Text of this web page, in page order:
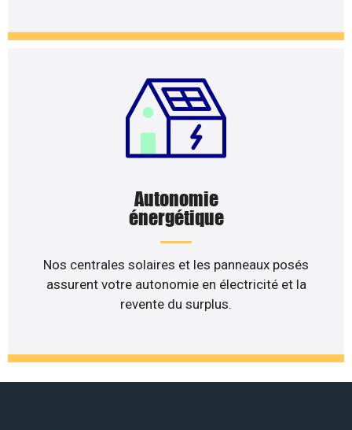
Autonomie
énergétique
Nos centrales solaires et les panneaux posés
assurent votre autonomie en électricité et la
revente du surplus.